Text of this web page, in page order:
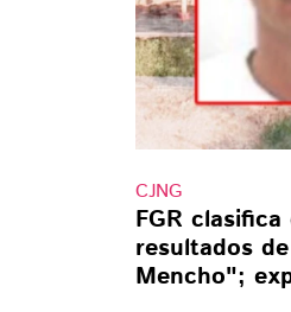
CJNG
FGR
resultados
Mencho";